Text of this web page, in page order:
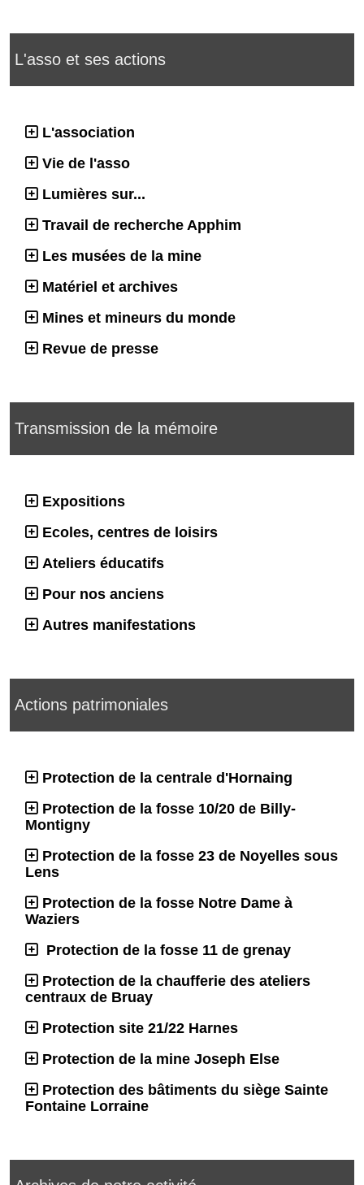
L'asso et ses actions
L'association
Vie de l'asso
Lumières sur...
Travail de recherche Apphim
Les musées de la mine
Matériel et archives
Mines et mineurs du monde
Revue de presse
Transmission de la mémoire
Expositions
Ecoles, centres de loisirs
Ateliers éducatifs
Pour nos anciens
Autres manifestations
Actions patrimoniales
Protection de la centrale d'Hornaing
Protection de la fosse 10/20 de Billy-
Montigny
Protection de la fosse 23 de Noyelles sous
Lens
Protection de la fosse Notre Dame à
Waziers
Protection de la fosse 11 de grenay
Protection de la chaufferie des ateliers
centraux de Bruay
Protection site 21/22 Harnes
Protection de la mine Joseph Else
Protection des bâtiments du siège Sainte
Fontaine Lorraine